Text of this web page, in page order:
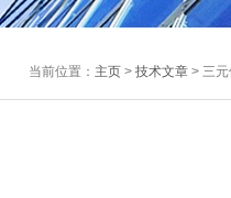
当前位置： 主页> 技术文章> 三元